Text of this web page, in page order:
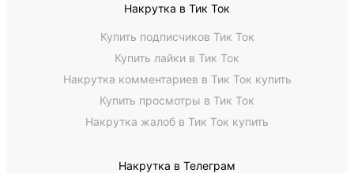
Накрутка в Тик Ток
Купить подписчиков Тик Ток
Купить лайки в Тик Ток
Накрутка комментариев в Тик Ток купить
Купить просмотры в Тик Ток
Накрутка жалоб в Тик Ток купить
Накрутка в Телеграм